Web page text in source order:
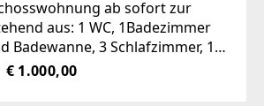
ab sofort zur
aus: 1 WC, 1Badezimmer
Badewanne, 3 Schlafzimmer, 1
Balkon und
möbelierte Küche, 1
€ 1.000,00